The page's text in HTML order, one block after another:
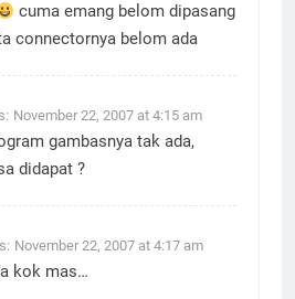
cuma emang belom dipasang
connectornya belom ada
November 22, 2007 at 4:15 am
gambasnya tak ada,
didapat ?
November 22, 2007 at 4:17 am
kok mas…